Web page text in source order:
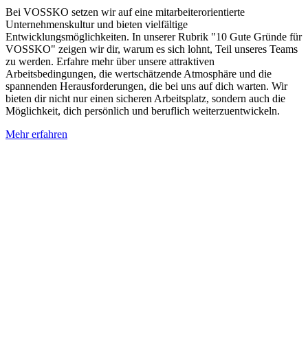
Bei VOSSKO setzen wir auf eine mitarbeiterorientierte
Unternehmenskultur und bieten vielfältige
Entwicklungsmöglichkeiten. In unserer Rubrik "10 Gute Gründe für
VOSSKO" zeigen wir dir, warum es sich lohnt, Teil unseres Teams
zu werden. Erfahre mehr über unsere attraktiven
Arbeitsbedingungen, die wertschätzende Atmosphäre und die
spannenden Herausforderungen, die bei uns auf dich warten. Wir
bieten dir nicht nur einen sicheren Arbeitsplatz, sondern auch die
Möglichkeit, dich persönlich und beruflich weiterzuentwickeln.
Mehr erfahren